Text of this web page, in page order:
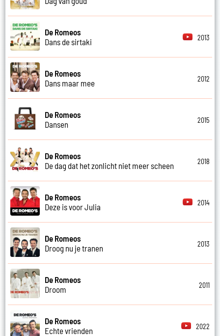
De Romeos
Dans de sirtaki
2013
De Romeos
Dans maar mee
2012
De Romeos
Dansen
2015
De Romeos
De dag dat het zonlicht niet meer scheen
2018
De Romeos
Deze is voor Julia
2014
De Romeos
Droog nu je tranen
2013
De Romeos
Droom
2011
De Romeos
Echte vrienden
2022